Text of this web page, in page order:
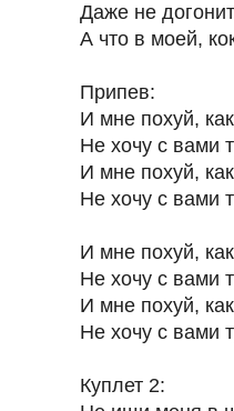
Даже не
А что в моей,
Припев:
И мне похуй,
Не хочу с вами
И мне похуй,
Не хочу с вами
И мне похуй,
Не хочу с вами
И мне похуй,
Не хочу с вами
Куплет 2: